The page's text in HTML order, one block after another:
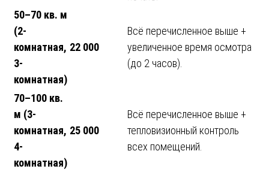
50–70 кв. м
(2-
комнатная,
3-
комнатная)
22 000
Всё перечисленное выше +
увеличенное время осмотра
(до 2 часов).
70–100 кв.
м (3-
комнатная,
4-
комнатная)
25 000
Всё перечисленное выше +
тепловизионный контроль
всех помещений.